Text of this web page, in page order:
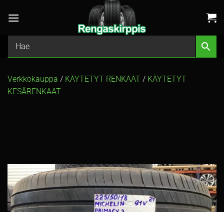
Verkkokauppa / KÄYTETYT RENKAAT / KÄYTETYT
KESÄRENKAAT